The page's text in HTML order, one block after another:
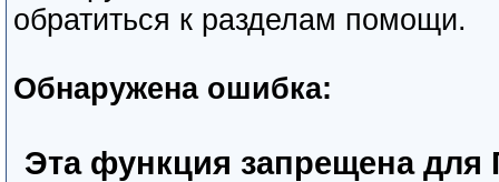
обратиться к разделам помощи.
Обнаружена ошибка:
Эта функция запрещена для